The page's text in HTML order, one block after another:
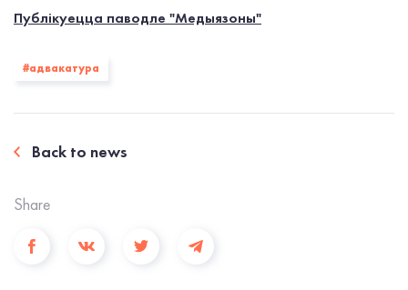
Публікуецца паводле "Медыязоны"
#адвакатура
Back to news
Share